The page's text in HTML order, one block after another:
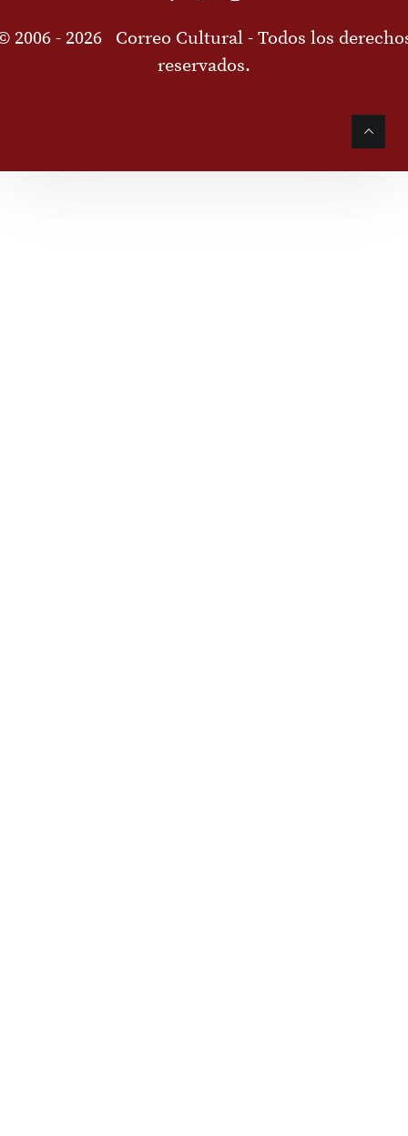
2006 - 2026 Correo Cultural - Todos los
reservados.